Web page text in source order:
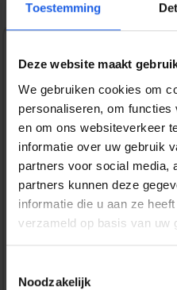
Toestemming
Deze website maakt
We gebruiken cookies om
personaliseren, om
en om ons websiteverkeer
informatie over uw gebruik
partners voor social media,
partners kunnen deze
informatie die u aan ze
verzameld op basis van uw
Noodzakelijk
1-2-3 deal
Normale prijs:
€ 24,99
Prijzen incl. BTW en excl.
Bestel nu
Productnummer:
BEHTEM00379
BeHello